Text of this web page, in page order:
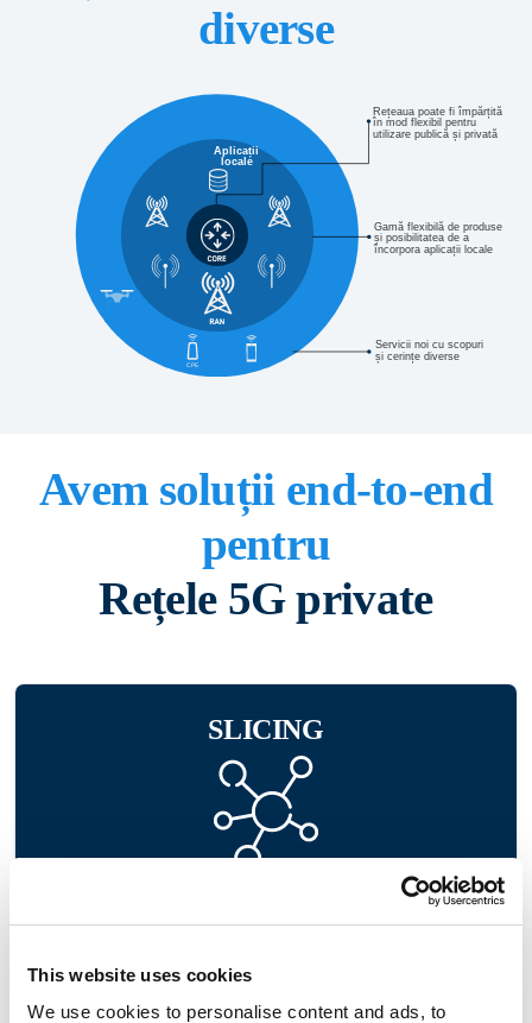
This website uses cookies
We use cookies to personalise content and ads, to
diverse
Rețeaua poate fi împărțită
în mod flexibil pentru
utilizare publică și privată
Gamă flexibilă de produse
și posibilitatea de a
încorpora aplicații locale
Servicii noi cu scopuri
și cerințe diverse
Aplicații
locale
CPE
Avem soluții end-to-end
pentru
Rețele 5G private
SLICING
LĂȚIME DE BANDĂ